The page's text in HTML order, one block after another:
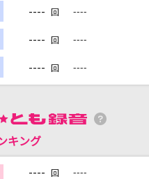
だった俺たちへ
スタリスク
いう好き
---- 回 ----
---- 回 ----
---- 回 ----
キング
---- 回 ----